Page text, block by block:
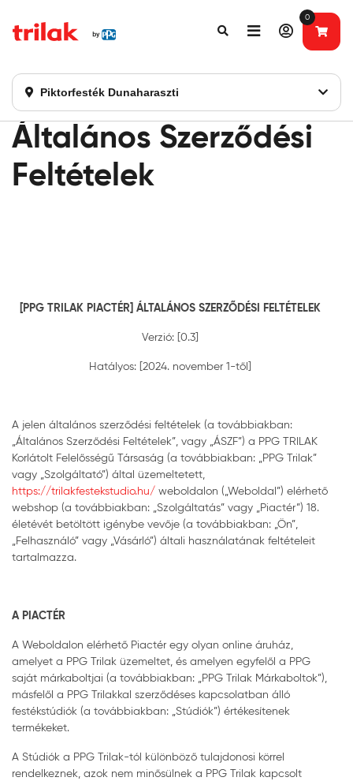
Piktorfesték Dunaharaszti
0
Fontos tájékoztatás!
Általános Szerződési
Feltételek
[PPG TRILAK PIACTÉR] ÁLTALÁNOS SZERZŐDÉSI FELTÉTELEK
Verzió: [0.3]
Hatályos: [2024. november 1-től]
A jelen általános szerződési feltételek (a továbbiakban:
„Általános Szerződési Feltételek”, vagy „ÁSZF”) a PPG TRILAK
Korlátolt Felelősségű Társaság (a továbbiakban: „PPG Trilak”
vagy „Szolgáltató”) által üzemeltetett,
https://trilakfestekstudio.hu/ weboldalon („Weboldal”) elérhető
webshop (a továbbiakban: „Szolgáltatás” vagy „Piactér”) 18.
életévét betöltött igénybe vevője (a továbbiakban: „Ön”,
„Felhasználó” vagy „Vásárló”) általi használatának feltételeit
tartalmazza.
A PIACTÉR
A Weboldalon elérhető Piactér egy olyan online áruház,
amelyet a PPG Trilak üzemeltet, és amelyen egyfelől a PPG
saját márkaboltjai (a továbbiakban: „PPG Trilak Márkaboltok”),
másfelől a PPG Trilakkal szerződéses kapcsolatban álló
festékstúdiók (a továbbiakban: „Stúdiók”) értékesítenek
termékeket.
A Stúdiók a PPG Trilak-tól különböző tulajdonosi körrel
rendelkeznek, azok nem minősülnek a PPG Trilak kapcsolt